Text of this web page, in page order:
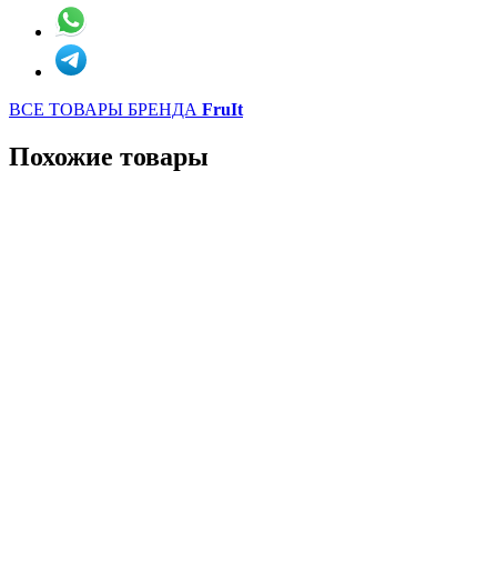
ВСЕ ТОВАРЫ БРЕНДА FruIt
Похожие товары